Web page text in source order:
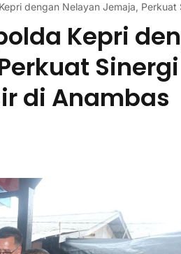
dengan Nelayan Jemaja,
Kepri
di Anambas